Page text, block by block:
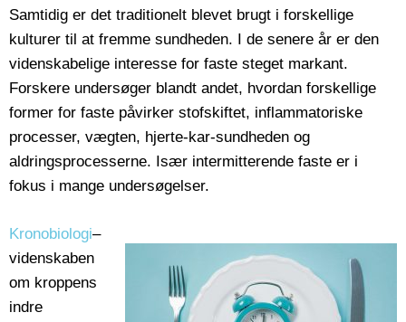
Samtidig er det traditionelt blevet brugt i forskellige
kulturer til at fremme sundheden. I de senere år er den
videnskabelige interesse for faste steget markant.
Forskere undersøger blandt andet, hvordan forskellige
former for faste påvirker stofskiftet, inflammatoriske
processer, vægten, hjerte-kar-sundheden og
aldringsprocesserne. Især intermitterende faste er i
fokus i mange undersøgelser.
Kronobiologi–
videnskaben
om kroppens
indre